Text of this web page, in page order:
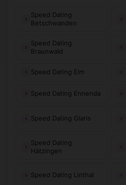
Speed Dating
Betschwanden
Speed Dating
Braunwald
Speed Dating Elm
Speed Dating Ennenda
Speed Dating Glaris
Speed Dating
Hätzingen
Speed Dating Linthal